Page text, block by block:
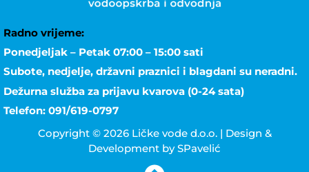
Radno vrijeme:
Ponedjeljak – Petak 07:00 – 15:00 sati
Subote, nedjelje, državni praznici i blagdani su neradni.
Dežurna služba za prijavu kvarova (0-24 sata)
Telefon: 091/619-0797
Copyright © 2026 Ličke vode d.o.o. | Design &
Development by SPavelić